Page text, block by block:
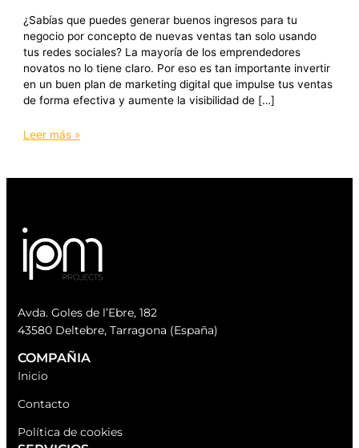
¿Sabías que puedes generar buenos ingresos para tu
negocio por concepto de nuevas ventas tan solo usando
tus redes sociales? La mayoría de los emprendedores
novatos no lo tiene claro. Por eso es tan importante invertir
en un buen plan de marketing digital que impulse tus ventas
de forma efectiva y aumente la visibilidad de […]
Leer más »
Avda. Goles de l’Ebre, 182
43580 Deltebre, Tarragona (España)
COMPAÑIA
Inicio
Contacto
Política de cookies